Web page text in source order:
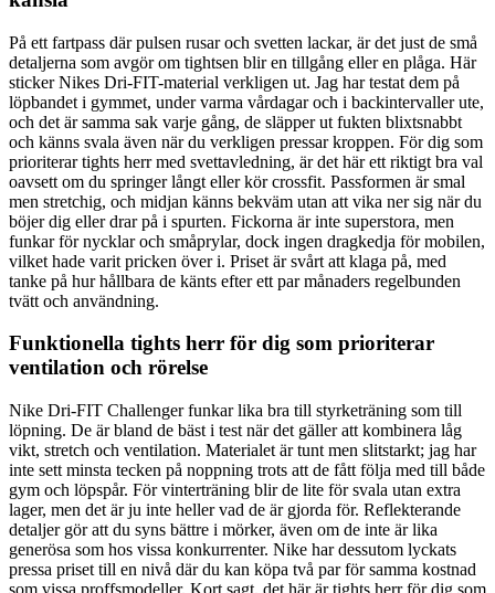
På ett fartpass där pulsen rusar och svetten lackar, är det just de små
detaljerna som avgör om tightsen blir en tillgång eller en plåga. Här
sticker Nikes Dri-FIT-material verkligen ut. Jag har testat dem på
löpbandet i gymmet, under varma vårdagar och i backintervaller ute,
och det är samma sak varje gång, de släpper ut fukten blixtsnabbt
och känns svala även när du verkligen pressar kroppen. För dig som
prioriterar tights herr med svettavledning, är det här ett riktigt bra val
oavsett om du springer långt eller kör crossfit. Passformen är smal
men stretchig, och midjan känns bekväm utan att vika ner sig när du
böjer dig eller drar på i spurten. Fickorna är inte superstora, men
funkar för nycklar och småprylar, dock ingen dragkedja för mobilen,
vilket hade varit pricken över i. Priset är svårt att klaga på, med
tanke på hur hållbara de känts efter ett par månaders regelbunden
tvätt och användning.
Funktionella tights herr för dig som prioriterar
ventilation och rörelse
Nike Dri-FIT Challenger funkar lika bra till styrketräning som till
löpning. De är bland de bäst i test när det gäller att kombinera låg
vikt, stretch och ventilation. Materialet är tunt men slitstarkt; jag har
inte sett minsta tecken på noppning trots att de fått följa med till både
gym och löpspår. För vinterträning blir de lite för svala utan extra
lager, men det är ju inte heller vad de är gjorda för. Reflekterande
detaljer gör att du syns bättre i mörker, även om de inte är lika
generösa som hos vissa konkurrenter. Nike har dessutom lyckats
pressa priset till en nivå där du kan köpa två par för samma kostnad
som vissa proffsmodeller. Kort sagt, det här är tights herr för dig som